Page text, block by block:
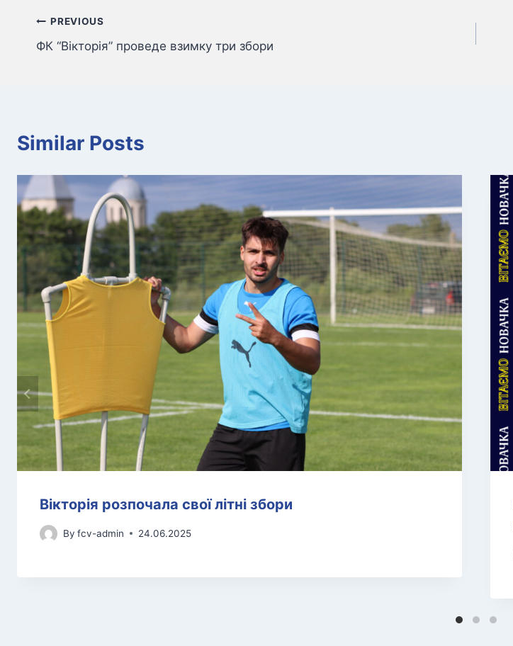
Навігація
записів
PREVIOUS
ФК “Вікторія” проведе взимку три збори
Similar Posts
Вікторія розпочала свої літні збори
By fcv-admin 24.06.2025